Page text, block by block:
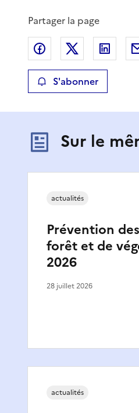
Partager la page
Partager surPartager sur
S'abonner
Sur le
Prévention
forêt et de
2026
actualités
28 juillet 2026
actualités